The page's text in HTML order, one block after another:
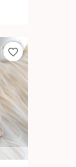
favorite_border